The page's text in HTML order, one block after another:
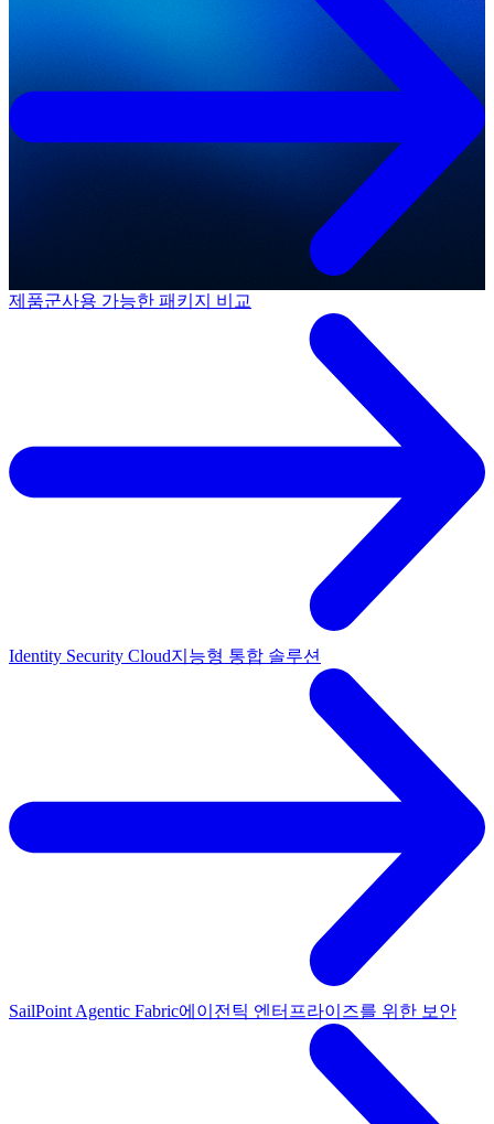
제품군사용 가능한 패키지 비교
Identity Security Cloud지능형 통합 솔루션
SailPoint Agentic Fabric에이전틱 엔터프라이즈를 위한 보안